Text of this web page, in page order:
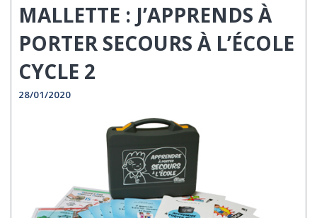
MALLETTE : J’APPRENDS À
PORTER SECOURS À L’ÉCOLE
CYCLE 2
28/01/2020